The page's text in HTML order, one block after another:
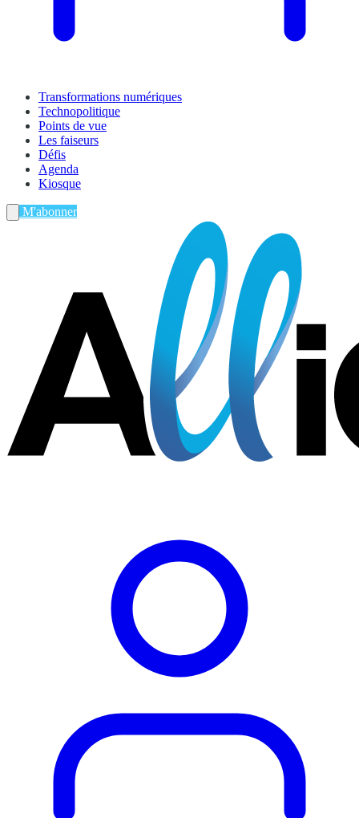
Transformations numériques
Technopolitique
Points de vue
Les faiseurs
Défis
Agenda
Kiosque
M'abonner